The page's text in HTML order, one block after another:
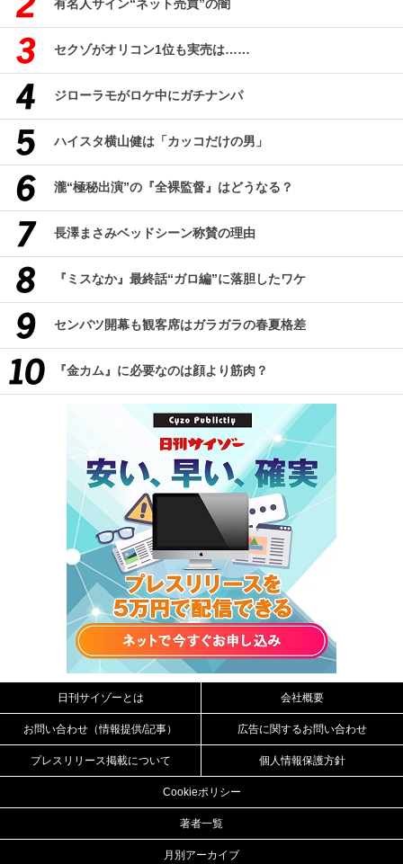
有名人サイン“ネット売買”の闇
セクゾがオリコン1位も実売は……
ジローラモがロケ中にガチナンパ
ハイスタ横山健は「カッコだけの男」
瀧“極秘出演”の『全裸監督』はどうなる？
長澤まさみベッドシーン称賛の理由
『ミスなか』最終話“ガロ編”に落胆したワケ
センバツ開幕も観客席はガラガラの春夏格差
『金カム』に必要なのは顔より筋肉？
日刊サイゾーとは 会社概要
お問い合わせ（情報提供/記事） 広告に関するお問い合わせ
プレスリリース掲載について 個人情報保護方針
Cookieポリシー
著者一覧
月別アーカイブ